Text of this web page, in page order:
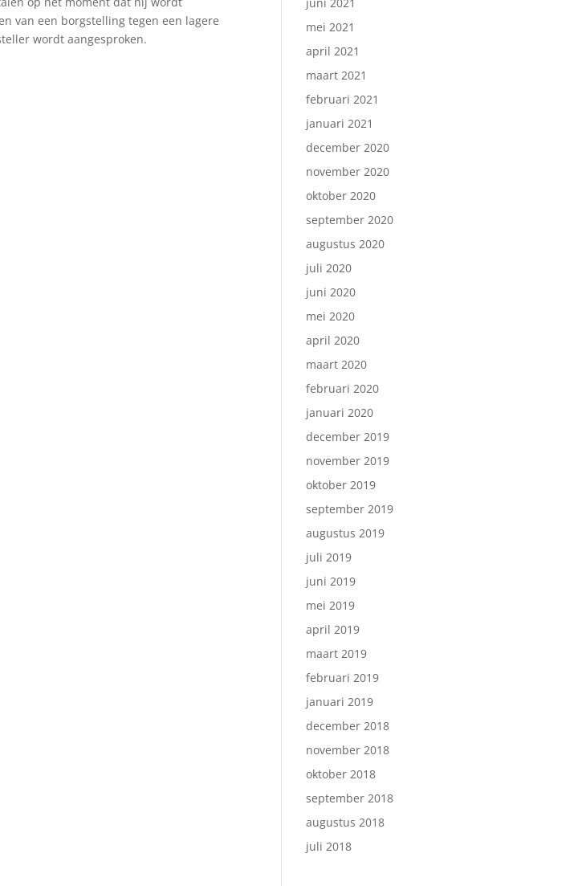
van een borgstelling tegen een lagere
wordt aangesproken.
mei 2021
april 2021
maart 2021
februari 2021
januari 2021
december 2020
november 2020
oktober 2020
september 2020
augustus 2020
juli 2020
juni 2020
mei 2020
april 2020
maart 2020
februari 2020
januari 2020
december 2019
november 2019
oktober 2019
september 2019
augustus 2019
juli 2019
juni 2019
mei 2019
april 2019
maart 2019
februari 2019
januari 2019
december 2018
november 2018
oktober 2018
september 2018
augustus 2018
juli 2018